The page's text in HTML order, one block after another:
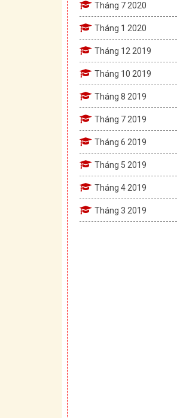
Tháng 7 2020
Tháng 1 2020
Tháng 12 2019
Tháng 10 2019
Tháng 8 2019
Tháng 7 2019
Tháng 6 2019
Tháng 5 2019
Tháng 4 2019
Tháng 3 2019